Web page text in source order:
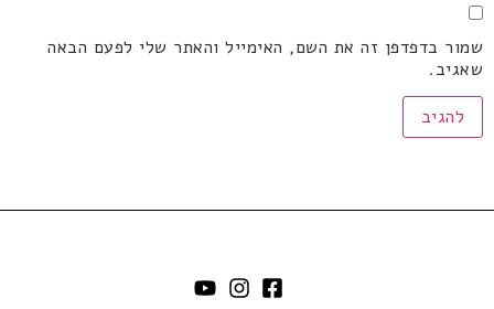
שמור בדפדפן זה את השם, האימייל והאתר שלי לפעם הבאה
שאגיב.